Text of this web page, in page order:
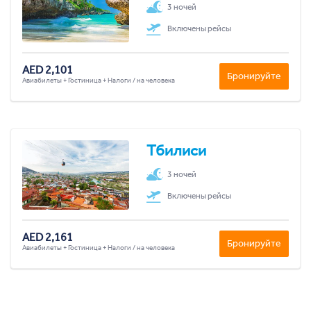
3 ночей
Включены рейсы
AED 2,101
Авиабилеты + Гостиница + Налоги / на человека Бронируйте
Тбилиси
3 ночей
Включены рейсы
AED 2,161
Авиабилеты + Гостиница + Налоги / на человека Бронируйте